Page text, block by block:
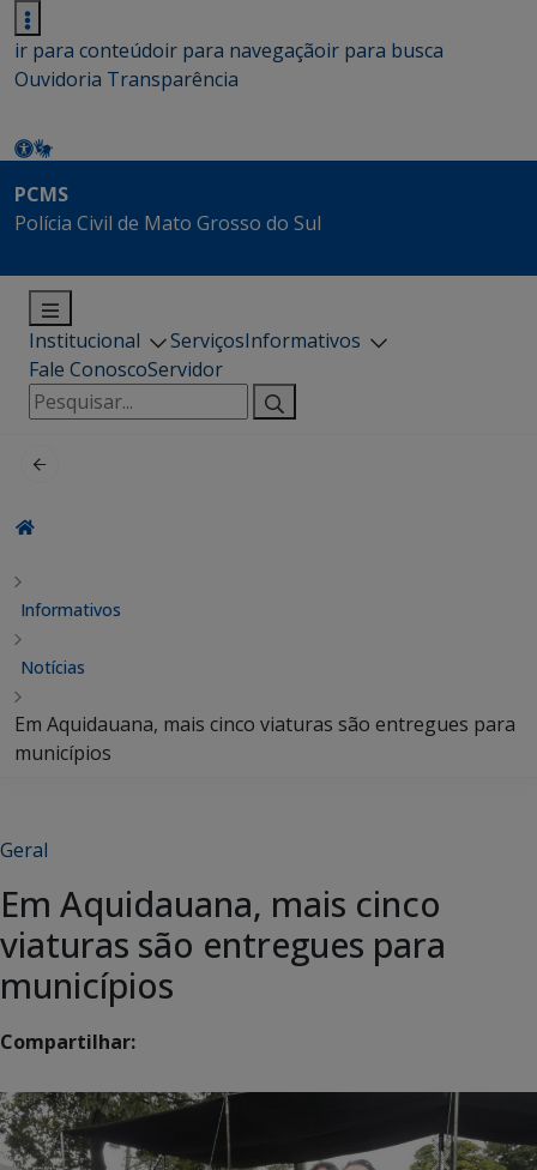
ir para conteúdoir para navegaçãoir para busca
Ouvidoria Transparência
PCMS
Polícia Civil de Mato Grosso do Sul
Institucional ServiçosInformativos
Fale ConoscoServidor
Pesquisar
por:
Informativos
Notícias
Em Aquidauana, mais cinco viaturas são entregues para
municípios
Geral
Em Aquidauana, mais cinco
viaturas são entregues para
municípios
Compartilhar: